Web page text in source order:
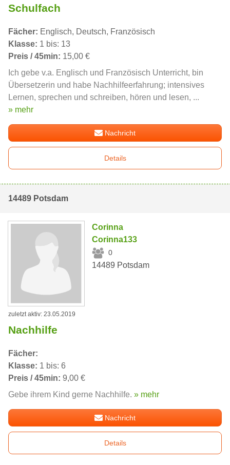
Schulfach
Fächer: Englisch, Deutsch, Französisch
Klasse: 1 bis: 13
Preis / 45min: 15,00 €
Ich gebe v.a. Englisch und Französisch Unterricht, bin
Übersetzerin und habe Nachhilfeerfahrung; intensives
Lernen, sprechen und schreiben, hören und lesen, ...
» mehr
Nachricht
Details
14489 Potsdam
Corinna
Corinna133
0
14489 Potsdam
zuletzt aktiv: 23.05.2019
Nachhilfe
Fächer:
Klasse: 1 bis: 6
Preis / 45min: 9,00 €
Gebe ihrem Kind gerne Nachhilfe. » mehr
Nachricht
Details